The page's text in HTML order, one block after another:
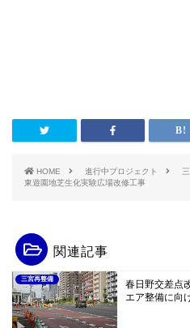
HOME 進行中プロジェクト
東遊園地芝生化実験広場改修工事
関連記事
三宮再整備
春日野交差点
エア整備に向